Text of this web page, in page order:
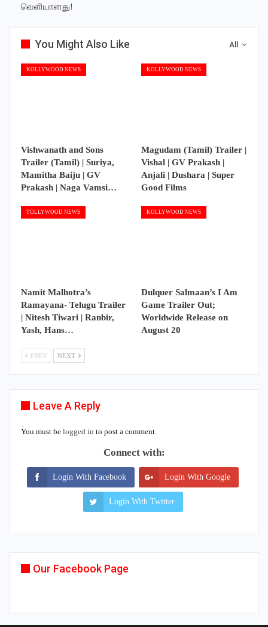
வெளியானது!
All
You Might Also Like
KOLLYWOOD NEWS
Vishwanath and Sons
Trailer (Tamil) | Suriya,
Mamitha Baiju | GV
Prakash | Naga Vamsi…
KOLLYWOOD NEWS
Magudam (Tamil) Trailer |
Vishal | GV Prakash |
Anjali | Dushara | Super
Good Films
TOLLYWOOD NEWS
Namit Malhotra’s
Ramayana- Telugu Trailer
| Nitesh Tiwari | Ranbir,
Yash, Hans…
KOLLYWOOD NEWS
Dulquer Salmaan’s I Am
Game Trailer Out;
Worldwide Release on
August 20
PREV NEXT
Leave A Reply
You must be logged in to post a comment.
Connect with:
Login With Facebook Login With Google
Login With Twitter
Our Facebook Page